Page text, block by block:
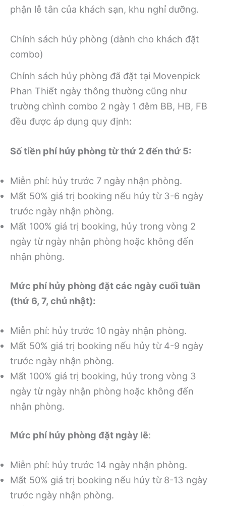
phận lễ tân của khách sạn, khu nghỉ dưỡng.
Chính sách hủy phòng (dành cho khách đặt
combo)
Chính sách hủy phòng đã đặt tại Movenpick
Phan Thiết ngày thông thường cũng như
trường chình combo 2 ngày 1 đêm BB, HB, FB
đều được áp dụng quy định:
Số tiền phí hủy phòng từ thứ 2 đến thứ 5:
Miễn phí: hủy trước 7 ngày nhận phòng.
Mất 50% giá trị booking nếu hủy từ 3-6 ngày
trước ngày nhận phòng.
Mất 100% giá trị booking, hủy trong vòng 2
ngày từ ngày nhận phòng hoặc không đến
nhận phòng.
Mức phí hủy phòng đặt các ngày cuối tuần
(thứ 6, 7, chủ nhật):
Miễn phí: hủy trước 10 ngày nhận phòng.
Mất 50% giá trị booking nếu hủy từ 4-9 ngày
trước ngày nhận phòng.
Mất 100% giá trị booking, hủy trong vòng 3
ngày từ ngày nhận phòng hoặc không đến
nhận phòng.
Mức phí hủy phòng đặt ngày lễ:
Miễn phí: hủy trước 14 ngày nhận phòng.
Mất 50% giá trị booking nếu hủy từ 8-13 ngày
trước ngày nhận phòng.